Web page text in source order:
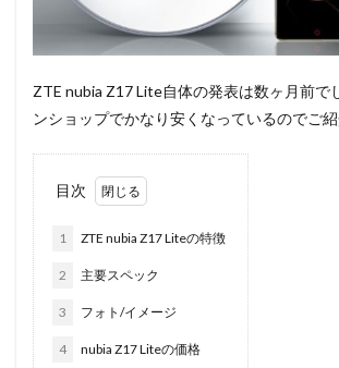
ZTE nubia Z17 Lite自体の発表は数ヶ月前で
ンショップでかなり安くなっているのでご紹
目次
1 ZTE nubia Z17 Liteの特徴
2 主要スペック
3 フォト/イメージ
4 nubia Z17 Liteの価格